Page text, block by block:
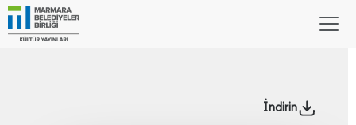
İndirin